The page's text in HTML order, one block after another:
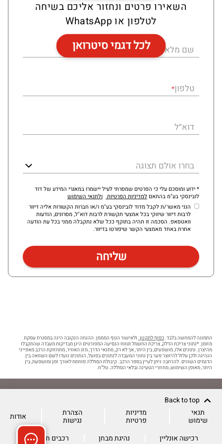
לכל דגמי סיטרואן
השאירו פרטים ונחזור אליכם בשיחה
לטלפון או WhatsApp
שם מלא*
טלפון*
דוא״ל
בחרו אולם תצוגה
* ידוע ומוסכם עלי כי הפרטים שמסרתי לעיל יישמרו במאגרי המידע של דוד
לובינסקי בע"מ בהתאםלמדיניות הפרטיות ולתנאי השימוש
הנני מאשר/ת לקבל מדוד לובינסקי בע"מ ו/או חברות הקשורות אליה דיוור
לרבות דיוור שיווקי בכל אמצעי תקשורת לרבות דוא"ל, מסרונים, הודעות
וואטסאפ. הסכמה זו תהיה בתוקף ככל שלא נתקבלה ממני בכל עת הודעה
אחרת באחד מאמצעי הקשר שיפורטו בדיוור.
התמונה להמחשה בלבד.כפוף לתקנון. ולאישור הגוף המממן. ההנחה הנקובה הינה במסגרת עסקת
מזומן. *נתוני צריכת הדלק, צריכת החשמל וטווח הנסיעה המפורטים הינן מבדיקות מעבדה שהתקבלו
מהיצרן. נתונים אלו, מושפעים, בין היתר, אך לא רק, מתנאי הדרך, מזג האוויר, מתחזוקת הרכב מאפייני
הנהיגה ולכן עלול להיווצר פער בין נתוני המעבדה לנתונים בפועל, הנתונים נועדו לשם השוואה בין
הדגמים השונים. להרחבה ניתן לעיין בספר הרכב. קיבולת הסוללה פוחתת לאורך זמן ומושפעת, בין
היתר, מאופן השימוש, מחזורי הטעינה ובלאי הסוללה. טל"ח.
Back to top
תנאי
שימוש
מדיניות
פרטיות
הצהרת
נגישות אודות
רכישה אונליין נהיגת מבחן רכבים חשמליים